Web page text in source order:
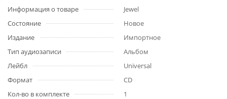
Информация о товаре
Jewel
Состояние
Новое
Издание
Импортное
Тип аудиозаписи
Альбом
Лейбл
Universal
Формат
CD
Кол-во в комплекте
1